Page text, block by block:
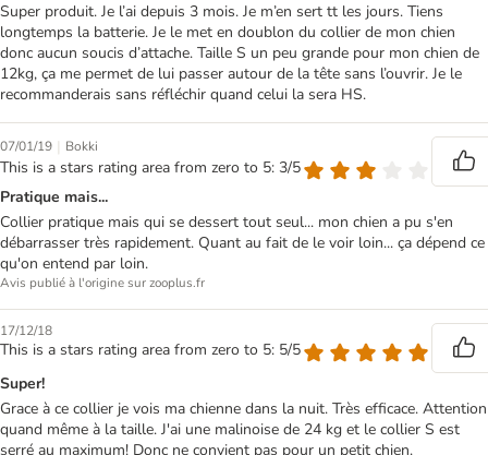
Super produit. Je l’ai depuis 3 mois. Je m’en sert tt les jours. Tiens
longtemps la batterie. Je le met en doublon du collier de mon chien
donc aucun soucis d’attache. Taille S un peu grande pour mon chien de
12kg, ça me permet de lui passer autour de la tête sans l’ouvrir. Je le
recommanderais sans réfléchir quand celui la sera HS.
07/01/19 | Bokki
This is a stars rating area from zero to 5: 3/5
Pratique mais...
Collier pratique mais qui se dessert tout seul... mon chien a pu s'en
débarrasser très rapidement. Quant au fait de le voir loin... ça dépend ce
qu'on entend par loin.
Avis publié à l'origine sur zooplus.fr
17/12/18
This is a stars rating area from zero to 5: 5/5
Super!
Grace à ce collier je vois ma chienne dans la nuit. Très efficace. Attention
quand même à la taille. J'ai une malinoise de 24 kg et le collier S est
serré au maximum! Donc ne convient pas pour un petit chien.